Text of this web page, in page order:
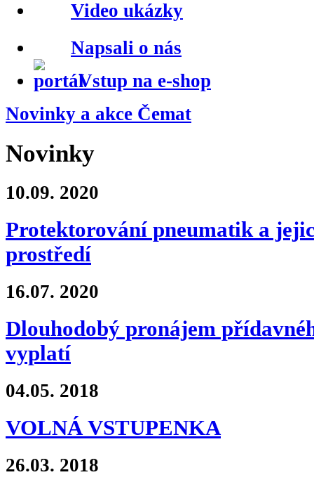
Video ukázky
Napsali o nás
Vstup na e-shop
Novinky a akce Čemat
Novinky
10.09. 2020
Protektorování pneumatik a
prostředí
16.07. 2020
Dlouhodobý pronájem
vyplatí
04.05. 2018
VOLNÁ VSTUPENKA
26.03. 2018